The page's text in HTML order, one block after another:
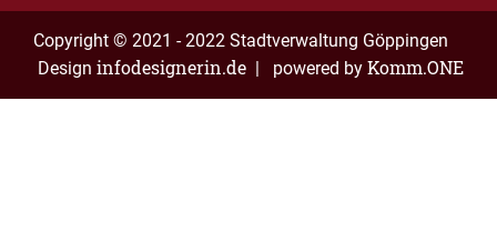
Copyright © 2021 - 2022 Stadtverwaltung Göppingen
Design infodesignerin.de | powered by Komm.ONE